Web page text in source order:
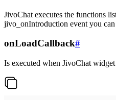
JivoChat executes the functions
jivo_onIntroduction event you
onLoadCallback#
Is executed when JivoChat